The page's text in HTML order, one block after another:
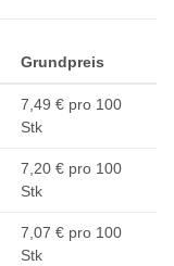
Grundpreis
7,49 € pro 100
Stk
7,20 € pro 100
Stk
7,07 € pro 100
Stk